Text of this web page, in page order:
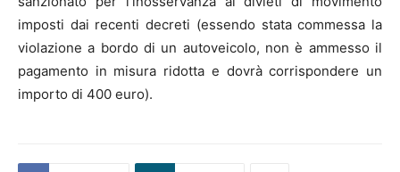
imposti dai recenti decreti (essendo stata commessa la
violazione a bordo di un autoveicolo, non è ammesso il
pagamento in misura ridotta e dovrà corrispondere un
importo di 400 euro).